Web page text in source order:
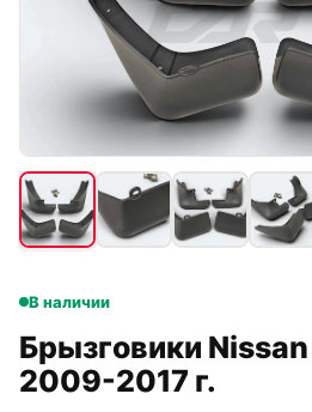
В наличии
Брызговики
2009-2017 г.